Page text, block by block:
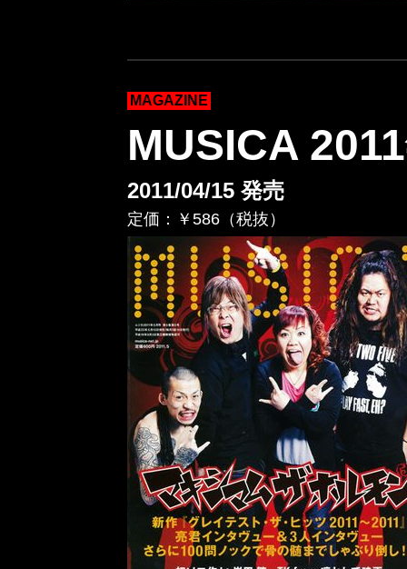
MAGAZINE
MUSICA
2011/04/15 発売
定価：￥586（税抜）